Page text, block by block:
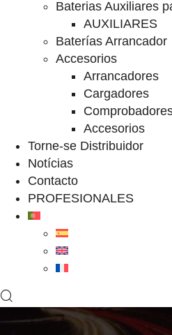
Baterias Auxiliares
AUXILIARES
Baterías Arrancador
Accesorios
Arrancadores
Cargadores
Accesorios
Torne-se Distribuidor
Notícias
Contacto
PROFESIONALES